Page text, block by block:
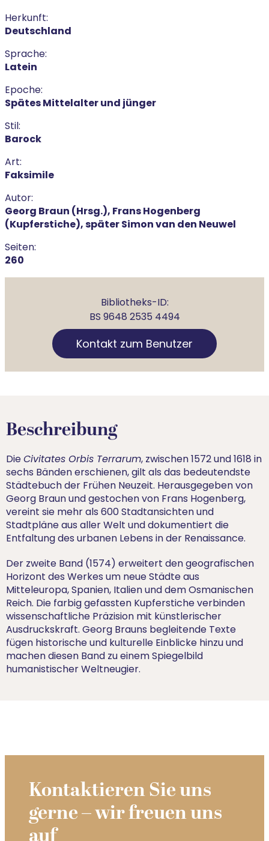
Herkunft:
Deutschland
Sprache:
Latein
Epoche:
Spätes Mittelalter und jünger
Stil:
Barock
Art:
Faksimile
Autor:
Georg Braun (Hrsg.), Frans Hogenberg
(Kupferstiche), später Simon van den Neuwel
Seiten:
260
Bibliotheks-ID:
BS 9648 2535 4494
Kontakt zum Benutzer
Beschreibung
DieCivitates Orbis Terrarum, zwischen 1572 und 1618 in
sechs Bänden erschienen, gilt als das bedeutendste
Städtebuch der Frühen Neuzeit. Herausgegeben von
Georg Braun und gestochen von Frans Hogenberg,
vereint sie mehr als 600 Stadtansichten und
Stadtpläne aus aller Welt und dokumentiert die
Entfaltung des urbanen Lebens in der Renaissance.
Der zweite Band (1574) erweitert den geografischen
Horizont des Werkes um neue Städte aus
Mitteleuropa, Spanien, Italien und dem Osmanischen
Reich. Die farbig gefassten Kupferstiche verbinden
wissenschaftliche Präzision mit künstlerischer
Ausdruckskraft. Georg Brauns begleitende Texte
fügen historische und kulturelle Einblicke hinzu und
machen diesen Band zu einem Spiegelbild
humanistischer Weltneugier.
Kontaktieren Sie uns
gerne – wir freuen uns